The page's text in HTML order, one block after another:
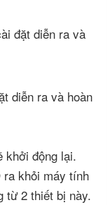
diễn ra và hoàn
khởi động lại.
ra khỏi máy tính
từ 2 thiết bị này.